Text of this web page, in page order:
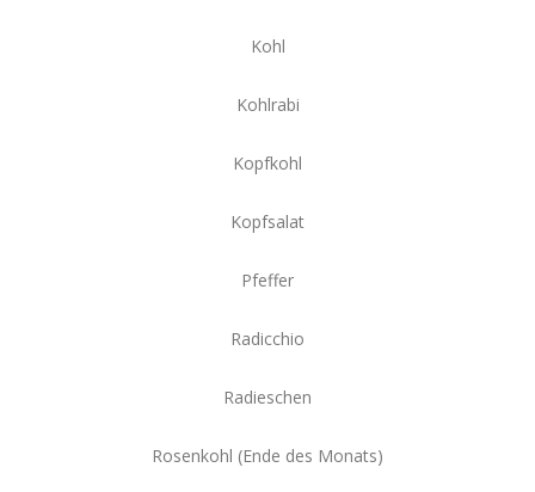
Kohl
Kohlrabi
Kopfkohl
Kopfsalat
Pfeffer
Radicchio
Radieschen
Rosenkohl (Ende des Monats)